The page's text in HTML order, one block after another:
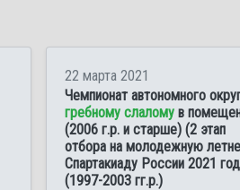
22 марта 2021
Чемпионат автономного
гребному слалому в
(2006 г.р. и старше) (2 этап
отбора на молодежную
Спартакиаду России 2021
(1997-2003 гг.р.)